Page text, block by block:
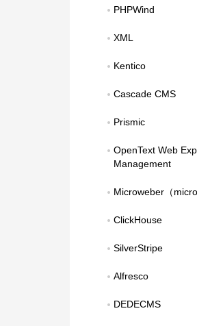
PHPWind
XML
Kentico
Cascade CMS
Prismic
OpenText Web
Management
Microweber（
ClickHouse
SilverStripe
Alfresco
DEDECMS